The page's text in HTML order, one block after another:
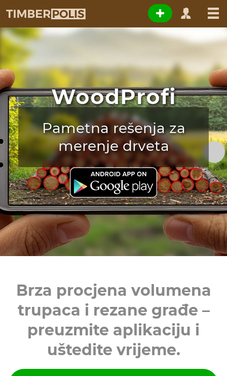
WoodProfi
Pametna rešenja za
merenje drveta
Brza procjena volumena
trupaca i rezane građe –
preuzmite aplikaciju i
uštedite vrijeme.